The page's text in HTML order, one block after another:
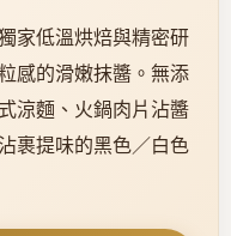
家低溫烘焙與精密研
感的滑嫩抹醬。無添
涼麵、火鍋肉片沾醬
裹提味的黑色／白色